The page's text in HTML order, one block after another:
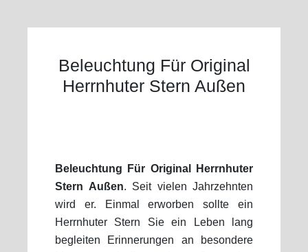
Beleuchtung Für Original
Herrnhuter Stern Außen
Beleuchtung Für Original Herrnhuter
Stern Außen. Seit vielen Jahrzehnten
wird er. Einmal erworben sollte ein
Herrnhuter Stern Sie ein Leben lang
begleiten Erinnerungen an besondere